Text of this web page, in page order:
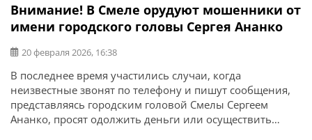
Внимание! В Смеле орудуют мошенники от
имени городского головы Сергея Ананко
20 февраля 2026, 16:38
В последнее время участились случаи, когда
неизвестные звонят по телефону и пишут сообщения,
представляясь городским головой Смелы Сергеем
Ананко, просят одолжить деньги или осуществить